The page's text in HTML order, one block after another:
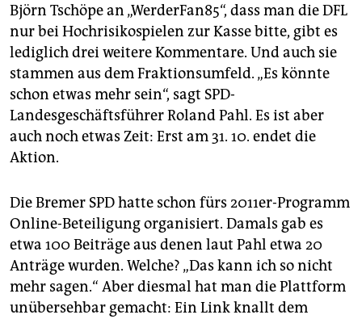
Björn Tschöpe an „WerderFan85“, dass man die DFL
nur bei Hochrisikospielen zur Kasse bitte, gibt es
lediglich drei weitere Kommentare. Und auch sie
stammen aus dem Fraktionsumfeld. „Es könnte
schon etwas mehr sein“, sagt SPD-
Landesgeschäftsführer Roland Pahl. Es ist aber
auch noch etwas Zeit: Erst am 31. 10. endet die
Aktion.
Die Bremer SPD hatte schon fürs 2011er-Programm
Online-Beteiligung organisiert. Damals gab es
etwa 100 Beiträge aus denen laut Pahl etwa 20
Anträge wurden. Welche? „Das kann ich so nicht
mehr sagen.“ Aber diesmal hat man die Plattform
unübersehbar gemacht: Ein Link knallt dem